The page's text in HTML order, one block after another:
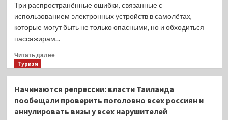
планы
на
летние
туры-2024
России
Три распространённые ошибки, связанные с
использованием электронных устройств в самолётах,
которые могут быть не только опасными, но и обходиться
пассажирам...
Читать далееПрочитать
три
опасные
ошибки
Туризм
Начинаются репрессии: власти Таиланда
пообещали проверить поголовно всех россиян и
аннулировать визы у всех нарушителей